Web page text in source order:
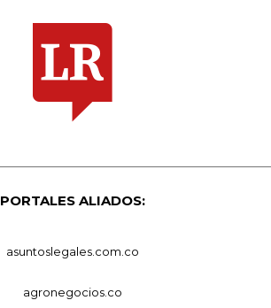
PORTALES ALIADOS:
asuntoslegales.com.co
agronegocios.co